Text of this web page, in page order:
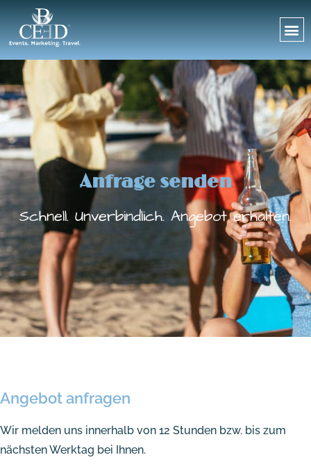
Anfrage senden
Schnell. Unverbindlich. Angebot erhalten.
Angebot anfragen
Wir melden uns innerhalb von 12 Stunden bzw. bis zum
nächsten Werktag bei Ihnen.